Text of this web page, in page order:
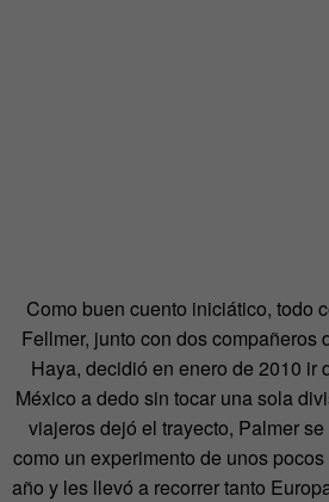
Como buen cuento iniciático, todo
Fellmer, junto con dos compañeros
Haya, decidió en enero de 2010 ir
México a dedo sin tocar una sola
viajeros dejó el trayecto, Palmer
como un experimento de unos
año y les llevó a recorrer tanto